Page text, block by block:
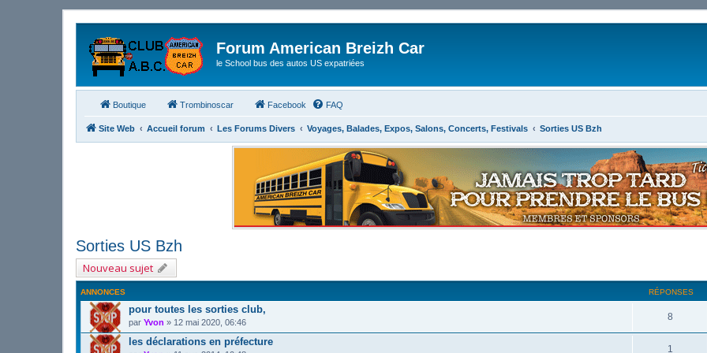
Forum American Breizh Car
le School bus des autos US expatriées
Boutique Trombinoscar Facebook FAQ
Site Web Accueil forum Les Forums Divers Voyages, Balades, Expos, Salons, Concerts, Festivals Sorties US Bzh
Sorties US Bzh
Nouveau sujet
ANNONCES RÉPONSES
pour toutes les sorties club,
par Yvon » 12 mai 2020, 06:46
8
les déclarations en préfecture
1